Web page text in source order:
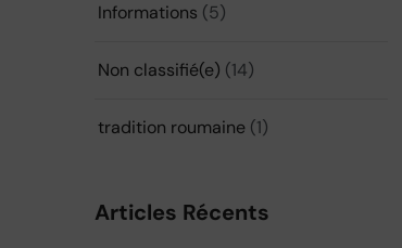
Informations (5)
Non classifié(e) (14)
tradition roumaine (1)
Articles Récents